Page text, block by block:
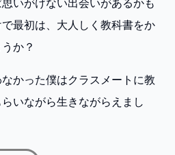
いがけない出会いがあるかも
最初は、大人しく教科書をか
か？
かった僕はクラスメートに教
いながら生きながらえまし